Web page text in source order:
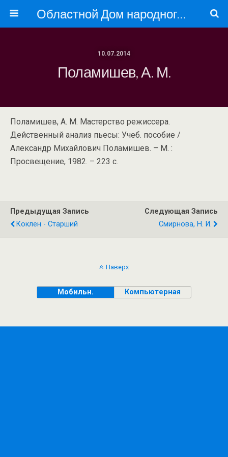
Областной Дом народного творчества
10.07.2014
Поламишев, А. М.
Поламишев, А. М. Мастерство режиссера.
Действенный анализ пьесы: Учеб. пособие /
Александр Михайлович Поламишев. – М. :
Просвещение, 1982. – 223 с.
Предыдущая Запись
Коклен - Старший
Следующая Запись
Смирнова, Н. И.
Наверх
Мобильн. Компьютерная